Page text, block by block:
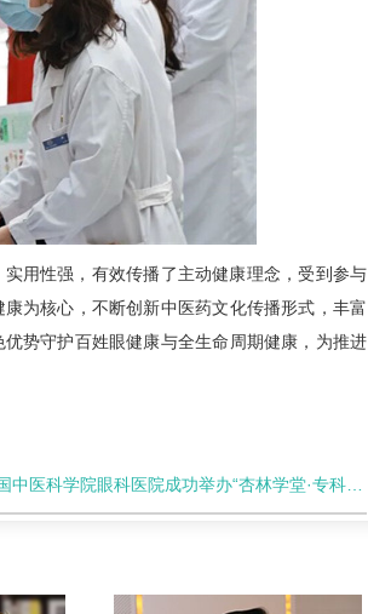
用性强，有效传播了主动健康理念，受到参与
为核心，不断创新中医药文化传播形式，丰富
势守护百姓眼健康与全生命周期健康，为推进
医科学院眼科医院成功举办“杏林学堂·专科建设”系列学术讲座第二场